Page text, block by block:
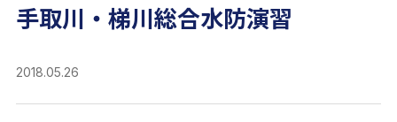
手取川・梯川総合水防演習
2018.05.26